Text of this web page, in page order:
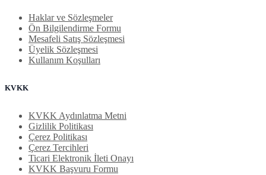
Haklar ve Sözleşmeler
Ön Bilgilendirme Formu
Mesafeli Satış Sözleşmesi
Üyelik Sözleşmesi
Kullanım Koşulları
KVKK
KVKK Aydınlatma Metni
Gizlilik Politikası
Çerez Politikası
Çerez Tercihleri
Ticari Elektronik İleti Onayı
KVKK Başvuru Formu